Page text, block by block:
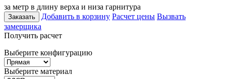
за метр в длину верха и низа гарнитура
Заказать Добавить в корзину Расчет цены Вызвать
замерщика
Получить расчет
Выберите конфигурацию
Выберите материал